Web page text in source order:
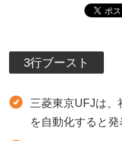
3行ブースト
三菱東京UFJは、
を自動化すると発